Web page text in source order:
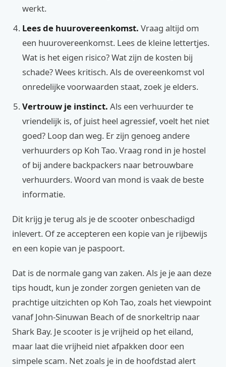
werkt.
Lees de huurovereenkomst. Vraag altijd om
een huurovereenkomst. Lees de kleine lettertjes.
Wat is het eigen risico? Wat zijn de kosten bij
schade? Wees kritisch. Als de overeenkomst vol
onredelijke voorwaarden staat, zoek je elders.
Vertrouw je instinct. Als een verhuurder te
vriendelijk is, of juist heel agressief, voelt het niet
goed? Loop dan weg. Er zijn genoeg andere
verhuurders op Koh Tao. Vraag rond in je hostel
of bij andere backpackers naar betrouwbare
verhuurders. Woord van mond is vaak de beste
informatie.
Dit krijg je terug als je de scooter onbeschadigd
inlevert. Of ze accepteren een kopie van je rijbewijs
en een kopie van je paspoort.
Dat is de normale gang van zaken. Als je je aan deze
tips houdt, kun je zonder zorgen genieten van de
prachtige uitzichten op Koh Tao, zoals het viewpoint
vanaf John-Sinuwan Beach of de snorkeltrip naar
Shark Bay. Je scooter is je vrijheid op het eiland,
maar laat die vrijheid niet afpakken door een
simpele scam. Net zoals je in de hoofdstad alert